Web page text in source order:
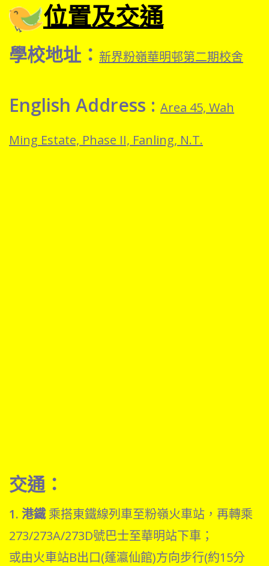
位置及交通
學校地址： 新界粉嶺華明邨第二期校舍
English Address : Area 45, Wah
Ming Estate, Phase II, Fanling, N.T.
交通：
1. 港鐵乘搭東鐵線列車至粉嶺火車站，再轉乘
273/273A/273D號巴士至華明站下車；
或由火車站B出口(蓬瀛仙館)方向步行(約15分